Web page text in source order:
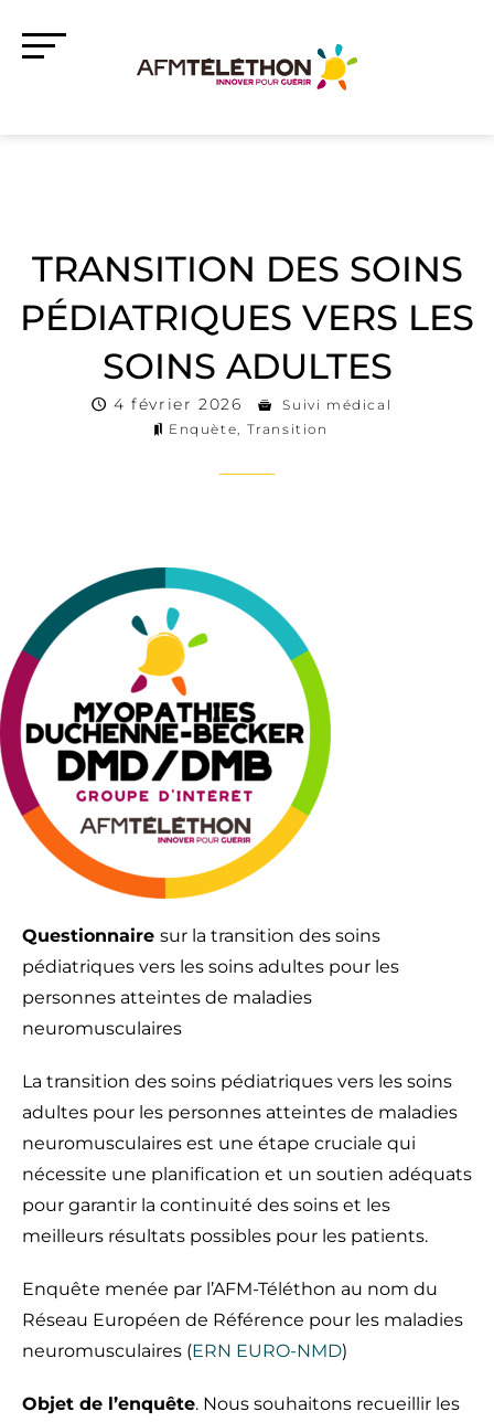
TRANSITION DES SOINS
PÉDIATRIQUES VERS LES
SOINS ADULTES
4 février 2026
Suivi médical
Enquète, Transition
Questionnaire sur la transition des soins
pédiatriques vers les soins adultes pour les
personnes atteintes de maladies
neuromusculaires
La transition des soins pédiatriques vers les soins
adultes pour les personnes atteintes de maladies
neuromusculaires est une étape cruciale qui
nécessite une planification et un soutien adéquats
pour garantir la continuité des soins et les
meilleurs résultats possibles pour les patients.
Enquête menée par l’AFM-Téléthon au nom du
Réseau Européen de Référence pour les maladies
neuromusculaires (ERN EURO-NMD)
Objet de l’enquête. Nous souhaitons recueillir les